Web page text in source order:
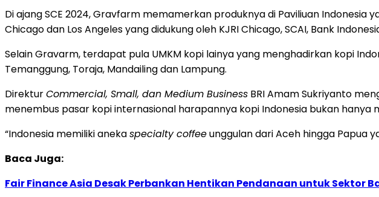
Di ajang SCE 2024, Gravfarm memamerkan produknya di Paviliuan
Chicago dan Los Angeles yang didukung oleh KJRI Chicago, SCAI, Bank
Selain Gravarm, terdapat pula UMKM kopi lainya yang menghadirkan kopi
Temanggung, Toraja, Mandailing dan Lampung.
DirekturCommercial, Small, dan Medium Business BRI Amam Sukriyanto
menembus pasar kopi internasional harapannya kopi Indonesia bukan
“Indonesia memiliki anekaspecialty coffeeunggulan dari Aceh hingga Papua
Baca Juga:
Fair Finance Asia Desak Perbankan Hentikan Pendanaan untuk Sektor